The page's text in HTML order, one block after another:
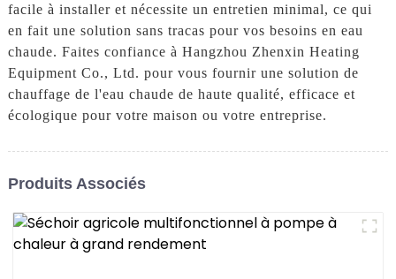
facile à installer et nécessite un entretien minimal, ce qui
en fait une solution sans tracas pour vos besoins en eau
chaude. Faites confiance à Hangzhou Zhenxin Heating
Equipment Co., Ltd. pour vous fournir une solution de
chauffage de l'eau chaude de haute qualité, efficace et
écologique pour votre maison ou votre entreprise.
Produits Associés